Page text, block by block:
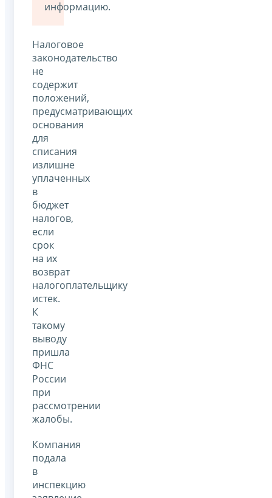
информацию.
Налоговое
законодательство
не
содержит
положений,
предусматривающих
основания
для
списания
излишне
уплаченных
в
бюджет
налогов,
если
срок
на их
возврат
налогоплательщику
истек.
К
такому
выводу
пришла
ФНС
России
при
рассмотрении
жалобы.
Компания
подала
в
инспекцию